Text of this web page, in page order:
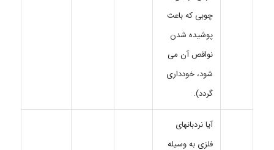
چوبی که باعث
پوشیده شدن
نواقص آن می
شود، خودداری
گردد).
آیا نردبانهای
فلزی به وسیله